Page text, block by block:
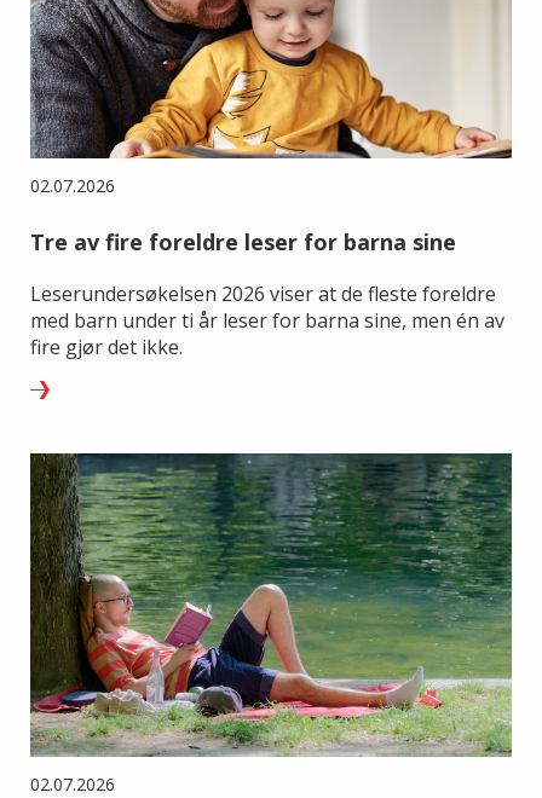
02.07.2026
Tre av fire foreldre leser for barna sine
Leserundersøkelsen 2026 viser at de fleste foreldre
med barn under ti år leser for barna sine, men én av
fire gjør det ikke.
02.07.2026